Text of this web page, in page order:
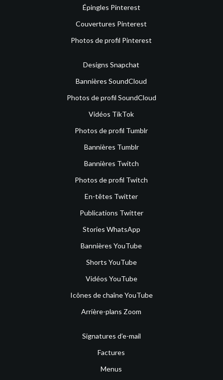
Épingles Pinterest
Couvertures Pinterest
Photos de profil Pinterest
Designs Snapchat
Bannières SoundCloud
Photos de profil SoundCloud
Vidéos TikTok
Photos de profil Tumblr
Bannières Tumblr
Bannières Twitch
Photos de profil Twitch
En-têtes Twitter
Publications Twitter
Stories WhatsApp
Bannières YouTube
Shorts YouTube
Vidéos YouTube
Icônes de chaîne YouTube
Arrière-plans Zoom
Signatures d’e-mail
Factures
Menus